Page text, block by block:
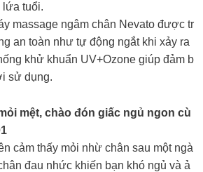
lứa tuổi.
massage ngâm chân Nevato được tr
an toàn như tự động ngắt khi xảy ra
khử khuẩn UV+Ozone giúp đảm b
sử dụng.
mệt, chào đón giấc ngủ ngon cù
cảm thấy mỏi nhừ chân sau một ngà
đau nhức khiến bạn khó ngủ và ả